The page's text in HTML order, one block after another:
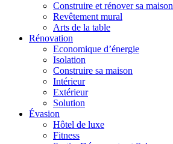
Construire et rénover sa maison
Revêtement mural
Arts de la table
Rénovation
Economique d’énergie
Isolation
Construire sa maison
Intérieur
Extérieur
Solution
Évasion
Hôtel de luxe
Fitness